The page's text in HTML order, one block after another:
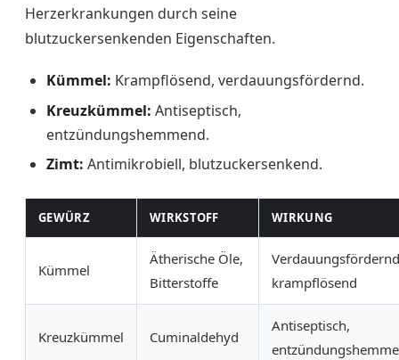
Herzerkrankungen durch seine
blutzuckersenkenden Eigenschaften.
Kümmel: Krampflösend, verdauungsfördernd.
Kreuzkümmel: Antiseptisch,
entzündungshemmend.
Zimt: Antimikrobiell, blutzuckersenkend.
GEWÜRZ WIRKSTOFF WIRKUNG
Kümmel
Ätherische Öle,
Bitterstoffe
krampflösend
Kreuzkümmel Cuminaldehyd
Antiseptisch,